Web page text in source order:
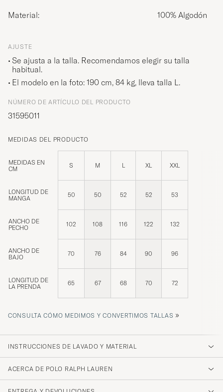
Material: 100% Algodón
AJUSTE
Se ajusta a la talla. Recomendamos elegir su talla
habitual.
El modelo en la foto: 190 cm, 84 kg, lleva talla L.
NÚMERO DE ARTÍCULO DEL PRODUCTO
31595011
MEDIDAS DEL PRODUCTO
MEDIDAS EN
CM
S M L XL XXL
LONGITUD DE
MANGA
50 50 52 52 53
ANCHO DE
PECHO
102 108 116 122 132
ANCHO DE
BAJO
70 76 84 90 96
LONGITUD DE
LA PRENDA
65 67 68 70 72
CONSULTA CÓMO MEDIMOS Y CONVERTIMOS TALLAS »
INSTRUCCIONES DE LAVADO Y MATERIAL
ACERCA DE POLO RALPH LAUREN